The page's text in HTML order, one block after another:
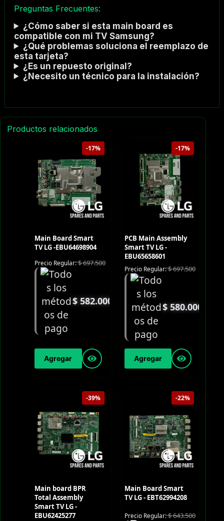
Preguntas Frecuentes:
¿Cómo saber si esta main board es
compatible con mi TV Samsung?
¿Qué problemas soluciona el reemplazo de
esta tarjeta?
¿Es un repuesto original?
¿Necesito un técnico para la instalación?
Productos relacionados
-17%
Main Board Smart
TV LG -EBU64698904
Precio Regular:$697.500
$582.000
Agregar
-17%
PCB Main Assembly
Smart TV LG -
EBU65658601
Precio Regular:$697.500
$580.000
Agregar
-39%
Main board BPR
Total Assembly
Smart TV LG -
EBU62425277
-22%
Main Board Smart
TV LG - EBT62994208
Precio Regular:$643.500